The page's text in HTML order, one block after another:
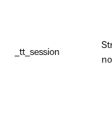
_tt_session